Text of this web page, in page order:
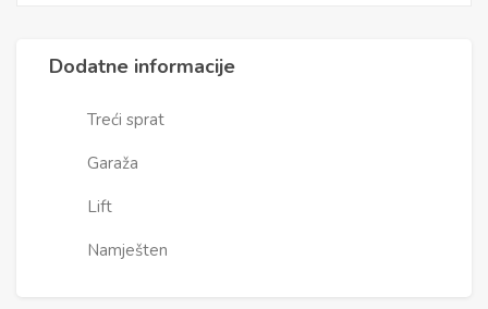
Dodatne informacije
Treći sprat
Garaža
Lift
Namješten